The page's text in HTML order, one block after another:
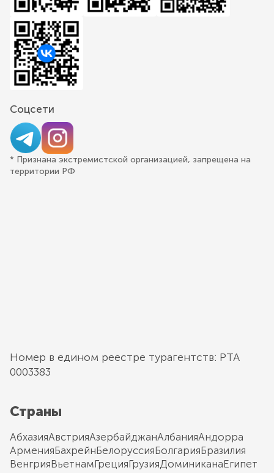
Соцсети
* Признана экстремистской организацией, запрещена на
территории РФ
Номер в едином реестре турагентств: РТА
0003383
Страны
АбхазияАвстрияАзербайджанАлбанияАндорра
АрменияБахрейнБелоруссияБолгарияБразилия
ВенгрияВьетнамГрецияГрузияДоминиканаЕгипет